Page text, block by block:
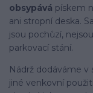
obsypává pískem
ani stropní deska.
jsou pochůzí,
parkovací stání.
Nádrž dodáváme v
jiné venkovní